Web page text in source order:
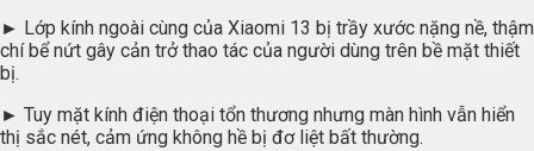
► Lớp kính ngoài cùng của Xiaomi 13 bị trầy xước nặng nề, thậm
chí bể nứt gây cản trở thao tác của người dùng trên bề mặt thiết
bị.
► Tuy mặt kính điện thoại tổn thương nhưng màn hình vẫn hiển
thị sắc nét, cảm ứng không hề bị đơ liệt bất thường.